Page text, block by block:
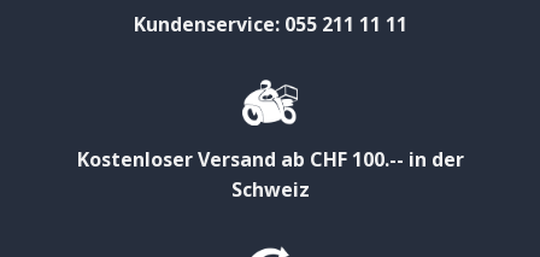
Kundenservice: 055 211 11 11
Kostenloser Versand ab CHF 100.-- in der
Schweiz